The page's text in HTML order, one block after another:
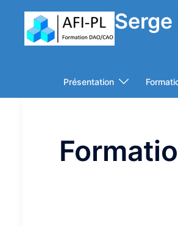
contenu
Présentation